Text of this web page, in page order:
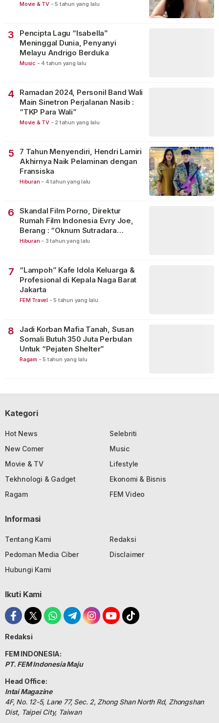
Movie & TV - 5 tahun yang lalu
3
Pencipta Lagu “Isabella”
Meninggal Dunia, Penyanyi
Melayu Andrigo Berduka
Music - 4 tahun yang lalu
4
Ramadan 2024, Personil Band Wali
Main Sinetron Perjalanan Nasib :
“TKP Para Wali”
Movie & TV - 2 tahun yang lalu
5
7 Tahun Menyendiri, Hendri Lamiri
Akhirnya Naik Pelaminan dengan
Fransiska
Hiburan - 4 tahun yang lalu
6
Skandal Film Porno, Direktur
Rumah Film Indonesia Evry Joe,
Berang : “Oknum Sutradara
Merusak Perfilman Indonesia”!
Hiburan - 3 tahun yang lalu
7
“Lampoh” Kafe Idola Keluarga &
Profesional di Kepala Naga Barat
Jakarta
FEM Travel - 5 tahun yang lalu
8
Jadi Korban Mafia Tanah, Susan
Somali Butuh 350 Juta Perbulan
Untuk “Pejaten Shelter”
Ragam - 5 tahun yang lalu
Kategori
Hot News
Selebriti
New Comer
Music
Movie & TV
Lifestyle
Tekhnologi & Gadget
Ekonomi & Bisnis
Ragam
FEM Video
Informasi
Tentang Kami
Redaksi
Pedoman Media Ciber
Disclaimer
Hubungi Kami
Ikuti Kami
Redaksi
FEM INDONESIA:
PT. FEM Indonesia Maju
Head Office:
Intai Magazine
4F, No. 12-5, Lane 77, Sec. 2, Zhong Shan North Rd, Zhongshan
Dist, Taipei City, Taiwan